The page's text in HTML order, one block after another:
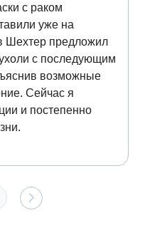
с раком
уже на
Шехтер предложил
с последующим
возможные
Сейчас я
и постепенно